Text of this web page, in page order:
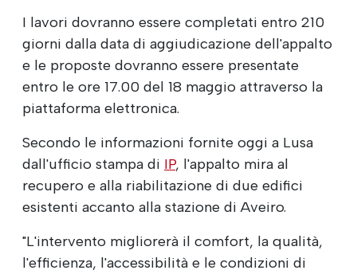
I lavori dovranno essere completati entro 210
giorni dalla data di aggiudicazione dell'appalto
e le proposte dovranno essere presentate
entro le ore 17.00 del 18 maggio attraverso la
piattaforma elettronica.
Secondo le informazioni fornite oggi a Lusa
dall'ufficio stampa di IP, l'appalto mira al
recupero e alla riabilitazione di due edifici
esistenti accanto alla stazione di Aveiro.
"L'intervento migliorerà il comfort, la qualità,
l'efficienza, l'accessibilità e le condizioni di